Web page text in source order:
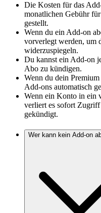
Die Kosten für das
monatlichen Gebühr
gestellt.
Wenn du ein Add-on
vorverlegt werden, um
widerzuspiegeln.
Du kannst ein Add-on
Abo zu kündigen.
Wenn du dein
Add-ons automatisch
Wenn ein Konto in ein
verliert es sofort
gekündigt.
Wer kann kein Add-on